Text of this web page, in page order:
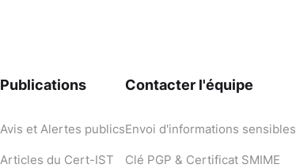
Publications
Avis et Alertes publics
Articles du Cert-IST
Contacter l'équipe
Envoi d'informations sensibles
Clé PGP & Certificat SMIME